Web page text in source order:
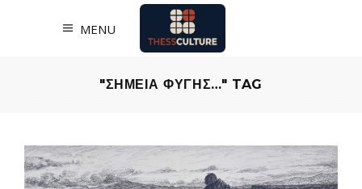
MENU
"ΣΗΜΕΙΑ ΦΥΓΗΣ…" TAG